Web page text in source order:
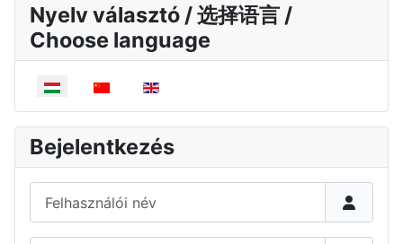
Nyelv választó / 选择语言 /
Choose language
Válasszon nyelvet
Bejelentkezés